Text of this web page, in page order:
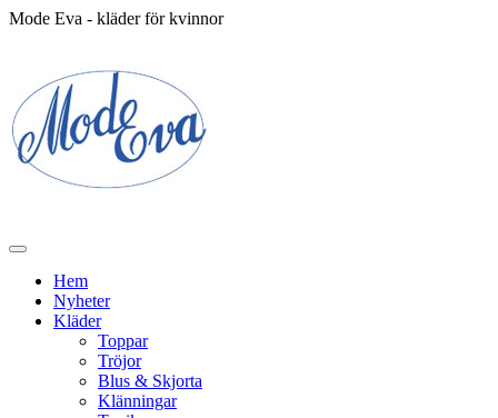
Mode Eva - kläder för kvinnor
Hem
Nyheter
Kläder
Toppar
Tröjor
Blus & Skjorta
Klänningar